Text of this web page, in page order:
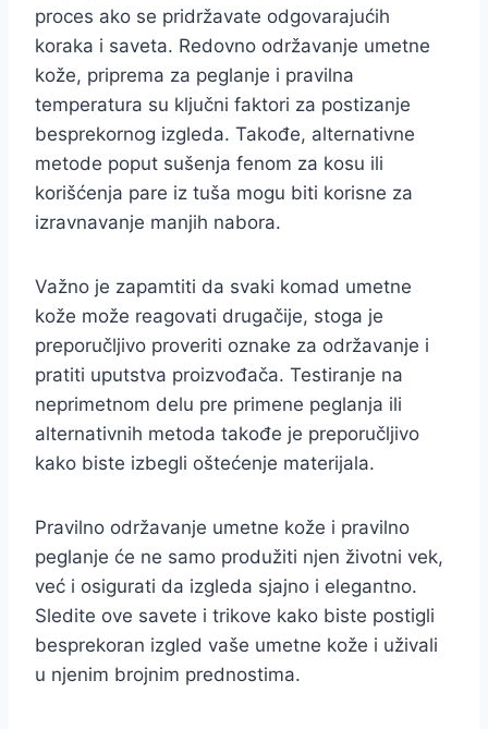
proces ako se pridržavate odgovarajućih
koraka i saveta. Redovno održavanje umetne
kože, priprema za peglanje i pravilna
temperatura su ključni faktori za postizanje
besprekornog izgleda. Takođe, alternativne
metode poput sušenja fenom za kosu ili
korišćenja pare iz tuša mogu biti korisne za
izravnavanje manjih nabora.
Važno je zapamtiti da svaki komad umetne
kože može reagovati drugačije, stoga je
preporučljivo proveriti oznake za održavanje i
pratiti uputstva proizvođača. Testiranje na
neprimetnom delu pre primene peglanja ili
alternativnih metoda takođe je preporučljivo
kako biste izbegli oštećenje materijala.
Pravilno održavanje umetne kože i pravilno
peglanje će ne samo produžiti njen životni vek,
već i osigurati da izgleda sjajno i elegantno.
Sledite ove savete i trikove kako biste postigli
besprekoran izgled vaše umetne kože i uživali
u njenim brojnim prednostima.